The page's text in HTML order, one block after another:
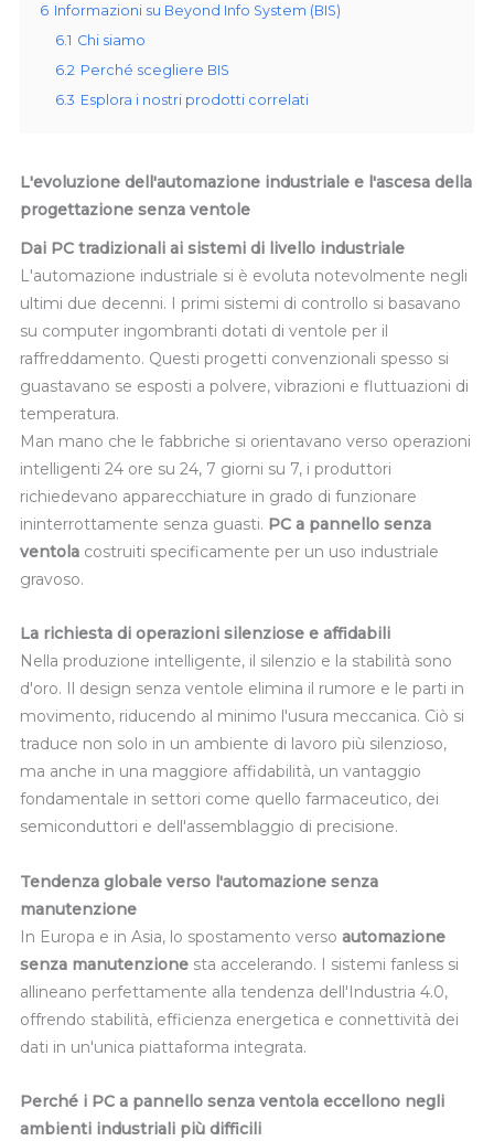
6 Informazioni su Beyond Info System (BIS)
6.1 Chi siamo
6.2 Perché scegliere BIS
6.3 Esplora i nostri prodotti correlati
L'evoluzione dell'automazione industriale e l'ascesa della
progettazione senza ventole
Dai PC tradizionali ai sistemi di livello industriale
L'automazione industriale si è evoluta notevolmente negli
ultimi due decenni. I primi sistemi di controllo si basavano
su computer ingombranti dotati di ventole per il
raffreddamento. Questi progetti convenzionali spesso si
guastavano se esposti a polvere, vibrazioni e fluttuazioni di
temperatura.
Man mano che le fabbriche si orientavano verso operazioni
intelligenti 24 ore su 24, 7 giorni su 7, i produttori
richiedevano apparecchiature in grado di funzionare
ininterrottamente senza guasti. PC a pannello senza
ventola costruiti specificamente per un uso industriale
gravoso.
La richiesta di operazioni silenziose e affidabili
Nella produzione intelligente, il silenzio e la stabilità sono
d'oro. Il design senza ventole elimina il rumore e le parti in
movimento, riducendo al minimo l'usura meccanica. Ciò si
traduce non solo in un ambiente di lavoro più silenzioso,
ma anche in una maggiore affidabilità, un vantaggio
fondamentale in settori come quello farmaceutico, dei
semiconduttori e dell'assemblaggio di precisione.
Tendenza globale verso l'automazione senza
manutenzione
In Europa e in Asia, lo spostamento verso automazione
senza manutenzione sta accelerando. I sistemi fanless si
allineano perfettamente alla tendenza dell'Industria 4.0,
offrendo stabilità, efficienza energetica e connettività dei
dati in un'unica piattaforma integrata.
Perché i PC a pannello senza ventola eccellono negli
ambienti industriali più difficili